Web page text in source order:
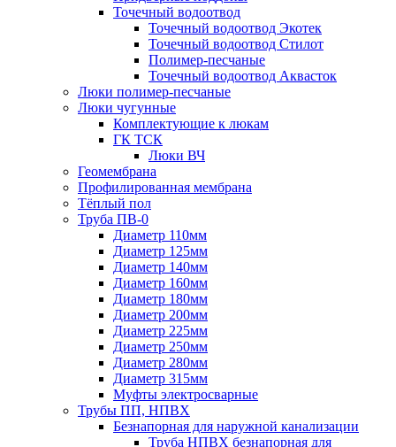
Точечный водоотвод
Точечный водоотвод Экотек
Точечный водоотвод Стилот
Полимер-песчаные
Точечный водоотвод Аквасток
Люки полимер-песчаные
Люки чугунные
Комплектующие к люкам
ГК ТСК
Люки ВЧ
Геомембрана
Профилированная мембрана
Тёплый пол
Труба ПВ-0
Диаметр 110мм
Диаметр 125мм
Диаметр 140мм
Диаметр 160мм
Диаметр 180мм
Диаметр 200мм
Диаметр 225мм
Диаметр 250мм
Диаметр 280мм
Диаметр 315мм
Муфты электросварные
Трубы ПП, НПВХ
Безнапорная для наружной канализации
Труба НПВХ безнапорная для